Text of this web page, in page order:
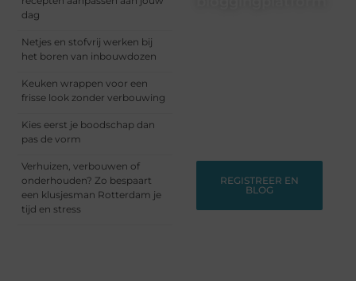
dag
Netjes en stofvrij werken bij
het boren van inbouwdozen
Keuken wrappen voor een
frisse look zonder verbouwing
Kies eerst je boodschap dan
pas de vorm
Verhuizen, verbouwen of
onderhouden? Zo bespaart
een klusjesman Rotterdam je
tijd en stress
REGISTREER EN
BLOG